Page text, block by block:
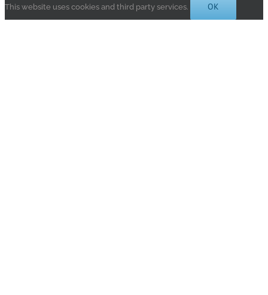
This website uses cookies and third party services. OK